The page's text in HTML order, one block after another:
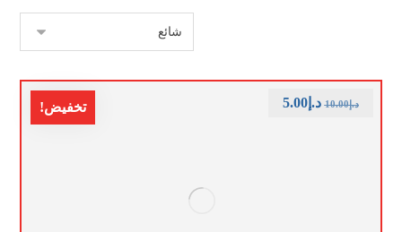
تخفيض! د.إ10.00 د.إ5.00